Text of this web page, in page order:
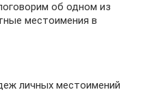
об одном из
местоимения в
личных местоимений